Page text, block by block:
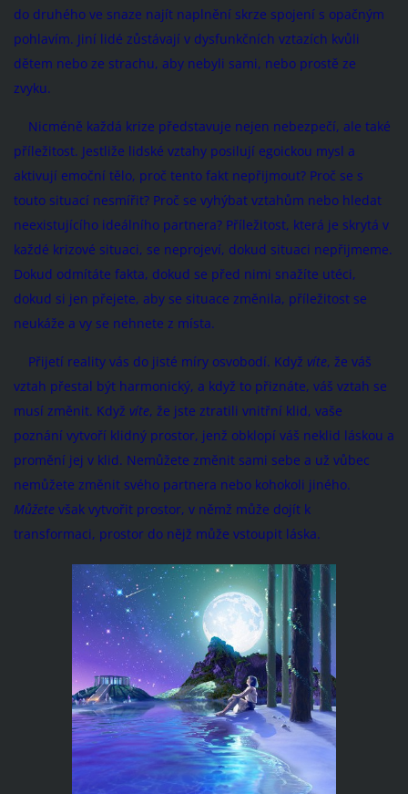
do druhého ve snaze najít naplnění skrze spojení s opačným
pohlavím. Jiní lidé zůstávají v dysfunkčních vztazích kvůli
dětem nebo ze strachu, aby nebyli sami, nebo prostě ze
zvyku.
Nicméně každá krize představuje nejen nebezpečí, ale také
příležitost. Jestliže lidské vztahy posilují egoickou mysl a
aktivují emoční tělo, proč tento fakt nepřijmout? Proč se s
touto situací nesmířit? Proč se vyhýbat vztahům nebo hledat
neexistujícího ideálního partnera? Příležitost, která je skrytá v
každé krizové situaci, se neprojeví, dokud situaci nepřijmeme.
Dokud odmítáte fakta, dokud se před nimi snažíte utéci,
dokud si jen přejete, aby se situace změnila, příležitost se
neukáže a vy se nehnete z místa.
Přijetí reality vás do jisté míry osvobodí. Když víte, že váš
vztah přestal být harmonický, a když to přiznáte, váš vztah se
musí změnit. Když víte, že jste ztratili vnitřní klid, vaše
poznání vytvoří klidný prostor, jenž obklopí váš neklid láskou a
promění jej v klid. Nemůžete změnit sami sebe a už vůbec
nemůžete změnit svého partnera nebo kohokoli jiného.
Můžetevšak vytvořit prostor, v němž může dojít k
transformaci, prostor do nějž může vstoupit láska.